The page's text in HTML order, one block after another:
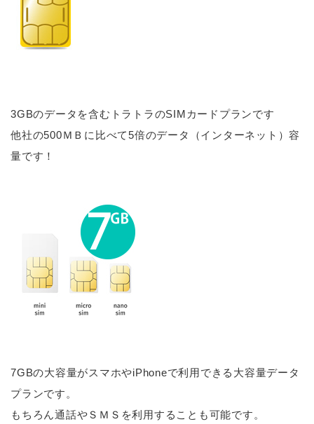
3GBのデータを含むトラトラのSIMカードプランです
他社の500ＭＢに比べて5倍のデータ（インターネット）容
量です！
7GBの大容量がスマホやiPhoneで利用できる大容量データ
プランです。
もちろん通話やＳＭＳを利用することも可能です。